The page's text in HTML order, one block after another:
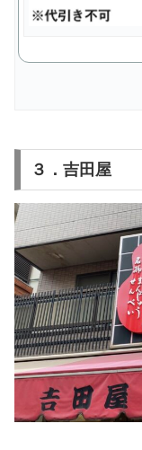
３．吉田屋